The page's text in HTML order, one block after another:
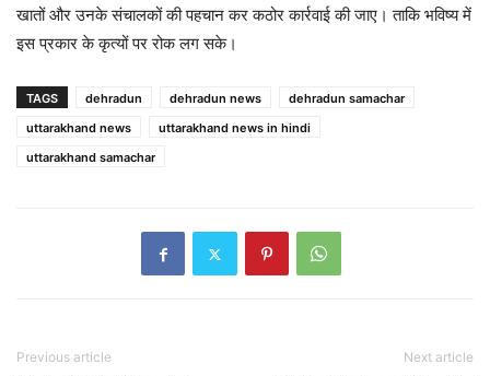
खातों और उनके संचालकों की पहचान कर कठोर कार्रवाई की जाए। ताकि भविष्य में
इस प्रकार के कृत्यों पर रोक लग सके।
TAGS dehradun dehradun news
dehradun samachar
uttarakhand news
uttarakhand news in hindi
uttarakhand samachar
Previous article Next article